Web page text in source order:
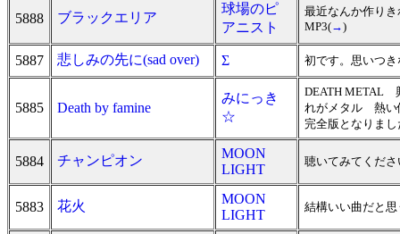
5888 ブラックエリア
球場のピ
アニスト
最近なんか作り
MP3(→)
5887 悲しみの先に(sad over) Σ 初です。思いつ
5885 Death by famine
みにっき
☆
DEATH METAL
れがメタル 熱い
完全版となりま
5884 チャンピオン
MOON
LIGHT
聴いてみてくださ
5883 花火
MOON
LIGHT
結構いい曲だと